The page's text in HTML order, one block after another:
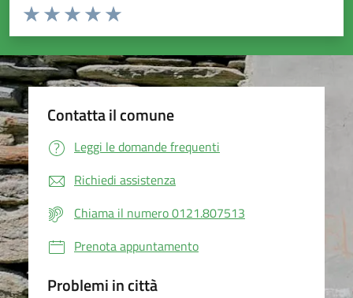
Valuta da 1 a 5 stelle la pagina
Valuta 5 stelle su 5
Valuta 4 stelle su 5
Valuta 3 stelle su 5
Valuta 2 stelle su 5
Valuta 1 stelle su 5
Contatta il comune
Leggi le domande frequenti
Richiedi assistenza
Chiama il numero 0121.807513
Prenota appuntamento
Problemi in città